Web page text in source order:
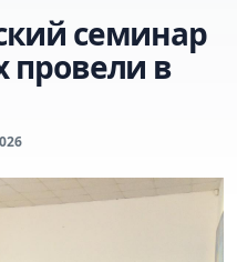
семинар
провели в